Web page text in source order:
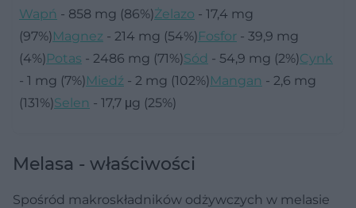
Wapń - 858 mg (86%)Żelazo - 17,4 mg
(97%)Magnez - 214 mg (54%)Fosfor - 39,9 mg
(4%)Potas - 2486 mg (71%)Sód - 54,9 mg (2%)Cynk
- 1 mg (7%)Miedź - 2 mg (102%)Mangan - 2,6 mg
(131%)Selen - 17,7 μg (25%)
Melasa - właściwości
Spośród makroskładników odżywczych w melasie